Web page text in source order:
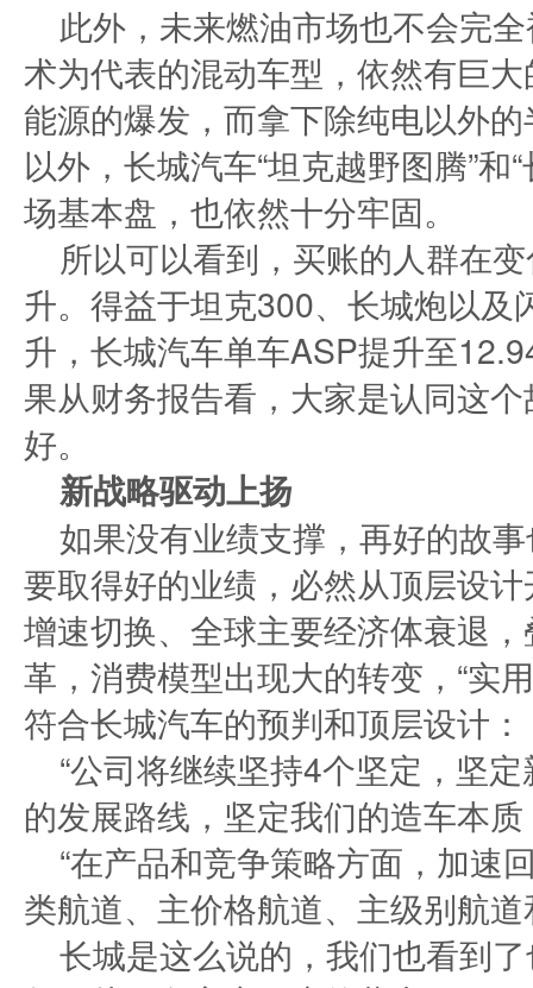
此外，未来燃油市场也不会完
术为代表的混动车型，依然有巨
能源的爆发，而拿下除纯电以外
以外，长城汽车“坦克越野图腾”和
场基本盘，也依然十分牢固。
所以可以看到，买账的人群在
升。得益于坦克300、长城炮以及
升，长城汽车单车ASP提升至
果从财务报告看，大家是认同这
好。
新战略驱动上扬
如果没有业绩支撑，再好的故
要取得好的业绩，必然从顶层设
增速切换、全球主要经济体衰退
革，消费模型出现大的转变，“实
符合长城汽车的预判和顶层设计：
“公司将继续坚持4个坚定，坚
的发展路线，坚定我们的造车本
“在产品和竞争策略方面，加速
类航道、主价格航道、主级别航
长城是这么说的，我们也看到